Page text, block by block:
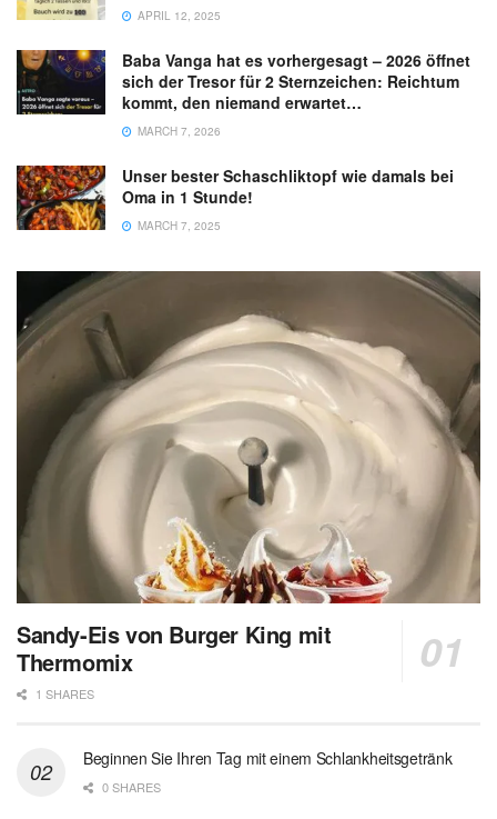
APRIL 12, 2025
Baba Vanga hat es vorhergesagt – 2026 öffnet
sich der Tresor für 2 Sternzeichen: Reichtum
kommt, den niemand erwartet…
MARCH 7, 2026
Unser bester Schaschliktopf wie damals bei
Oma in 1 Stunde!
MARCH 7, 2025
Sandy-Eis von Burger King mit
Thermomix
1 SHARES
Beginnen Sie Ihren Tag mit einem Schlankheitsgetränk
0 SHARES